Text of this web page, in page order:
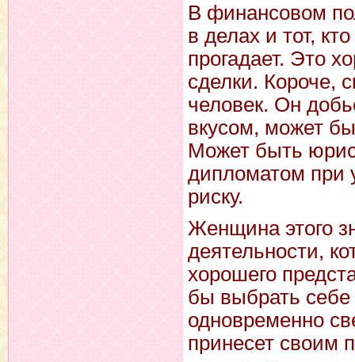
В финансовом
в делах и тот,
прогадает. Это
сделки. Короче,
человек. Он
вкусом, может
Может быть
дипломатом при
риску.
Женщина этого
деятельности,
хорошего
бы выбрать
одновременно
принесет своим